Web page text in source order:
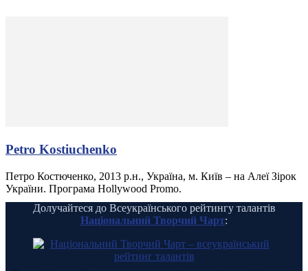
Petro Kostiuchenko
Петро Костюченко, 2013 р.н., Україна, м. Київ – на Алеї Зірок
України. Програма Hollywood Promo.
Долучайтеся до Всеукраїнського рейтингу талантів
Національний Творчий Чарт: